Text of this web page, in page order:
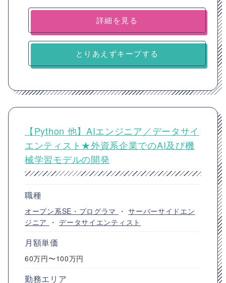
詳細を見る
とりあえずキープする
【Python 他】AIエンジニア／データサイ
エンティスト★外資系企業でのAI及び機
械学習モデルの開発
職種
オープン系SE・プログラマ ・サーバーサイドエン
ジニア
・データサイエンティスト
月額単価
60万円〜100万円
勤務エリア